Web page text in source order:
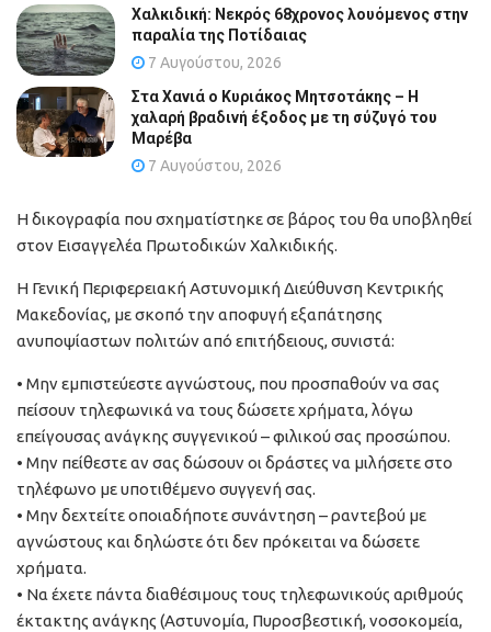
Χαλκιδική: Νεκρός 68χρονος λουόμενος στην
παραλία της Ποτίδαιας
7 Αυγούστου, 2026
Στα Χανιά ο Κυριάκος Μητσοτάκης – Η
χαλαρή βραδινή έξοδος με τη σύζυγό του
Μαρέβα
7 Αυγούστου, 2026
Η δικογραφία που σχηματίστηκε σε βάρος του θα υποβληθεί
στον Εισαγγελέα Πρωτοδικών Χαλκιδικής.
Η Γενική Περιφερειακή Αστυνομική Διεύθυνση Κεντρικής
Μακεδονίας, με σκοπό την αποφυγή εξαπάτησης
ανυποψίαστων πολιτών από επιτήδειους, συνιστά:
• Μην εμπιστεύεστε αγνώστους, που προσπαθούν να σας
πείσουν τηλεφωνικά να τους δώσετε χρήματα, λόγω
επείγουσας ανάγκης συγγενικού – φιλικού σας προσώπου.
• Μην πείθεστε αν σας δώσουν οι δράστες να μιλήσετε στο
τηλέφωνο με υποτιθέμενο συγγενή σας.
• Μην δεχτείτε οποιαδήποτε συνάντηση – ραντεβού με
αγνώστους και δηλώστε ότι δεν πρόκειται να δώσετε
χρήματα.
• Να έχετε πάντα διαθέσιμους τους τηλεφωνικούς αριθμούς
έκτακτης ανάγκης (Αστυνομία, Πυροσβεστική, νοσοκομεία,